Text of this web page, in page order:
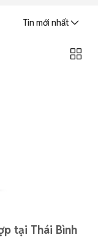
Tin mới nhất
tại Thái Bình